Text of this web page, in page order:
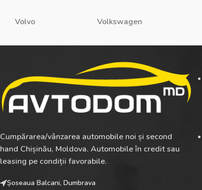
Volvo Volkswagen
Cumpărarea/vânzarea automobile noi și second
hand Chișinău, Moldova. Automobile în credit sau
leasing pe condiții favorabile.
Șoseaua Balcani, Dumbrava